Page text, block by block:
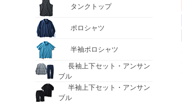
タンクトップ
ポロシャツ
半袖ポロシャツ
長袖上下セット・アンサン
ブル
半袖上下セット・アンサン
ブル